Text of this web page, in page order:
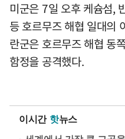
미군은 7일 오후 케슘섬,
등 호르무즈 해협 일대의
란군은 호르무즈 해협 동
함정을 공격했다.
이시간 핫뉴스